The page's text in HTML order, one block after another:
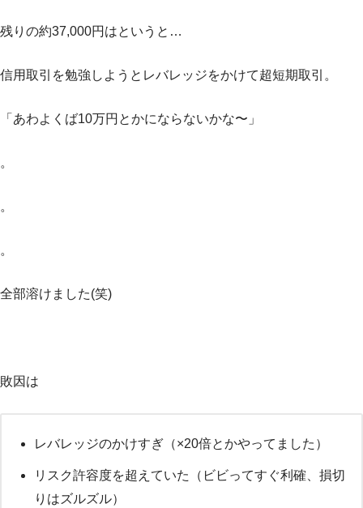
残りの約37,000円はというと…
信用取引を勉強しようとレバレッジをかけて超短期取引。
「あわよくば10万円とかにならないかな〜」
。
。
。
全部溶けました(笑)
敗因は
レバレッジのかけすぎ（×20倍とかやってました）
リスク許容度を超えていた（ビビってすぐ利確、損切
りはズルズル）